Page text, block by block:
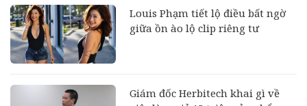
Louis Phạm tiết lộ điều bất ngờ
giữa ồn ào lộ clip riêng tư
Giám đốc Herbitech khai gì về